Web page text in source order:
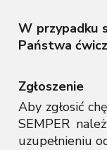
W przypadku
Państwa
Zgłoszenie
Aby zgłosić
SEMPER
uzupełnieniu